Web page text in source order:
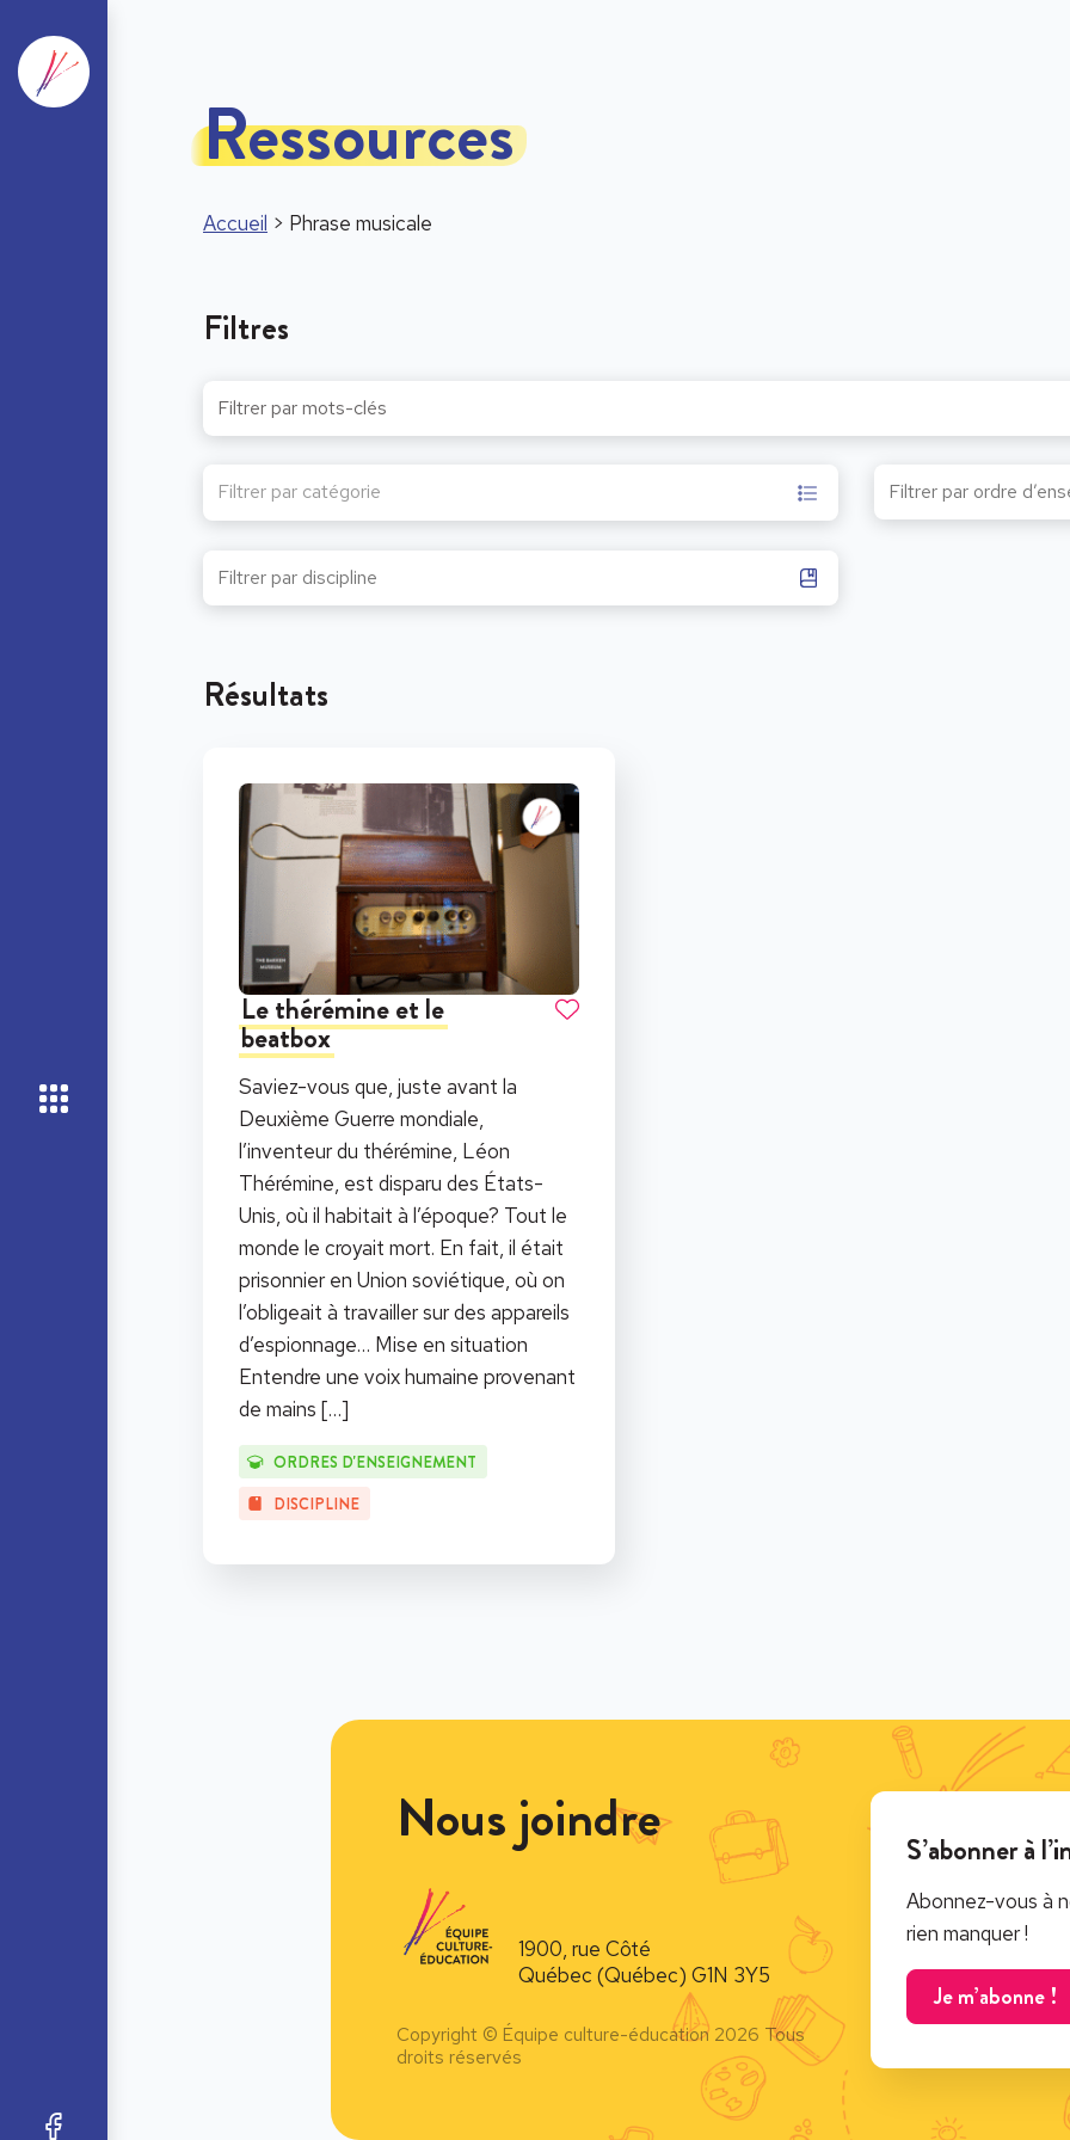
Ressources
Accueil > Phrase musicale
Filtres
Filtrer par catégorie
Résultats
Le thérémine et le
beatbox
Saviez-vous que, juste avant la
Deuxième Guerre mondiale,
l’inventeur du thérémine, Léon
Thérémine, est disparu des États-
Unis, où il habitait à l’époque? Tout le
monde le croyait mort. En fait, il était
prisonnier en Union soviétique, où on
l’obligeait à travailler sur des appareils
d’espionnage… Mise en situation
Entendre une voix humaine provenant
de mains […]
ORDRES D'ENSEIGNEMENT
DISCIPLINE
Nous joindre
1900, rue Côté
Québec (Québec) G1N 3Y5
Copyright © Équipe culture-éducation 2026 Tous
droits réservés
S’abonner à
Abonnez-vous à
rien manquer !
Je m’abonne !